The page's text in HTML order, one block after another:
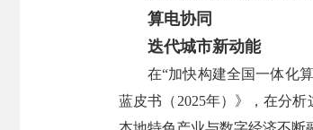
算电协同
迭代城市新动能
在“加快构建全国一体化
蓝皮书（2025年）》，在分